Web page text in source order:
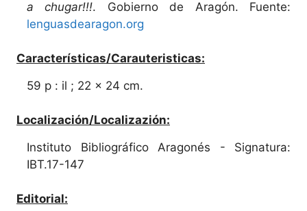
a chugar!!!. Gobierno de Aragón. Fuente:
lenguasdearagon.org
Características/Carauteristicas:
59 p : il ; 22 x 24 cm.
Localización/Localizazión:
Instituto Bibliográfico Aragonés - Signatura:
IBT.17-147
Editorial: